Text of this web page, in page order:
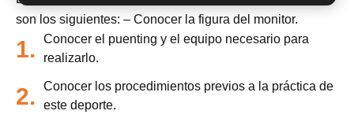
son los siguientes: – Conocer la figura del monitor.
1.
Conocer el puenting y el equipo necesario para
realizarlo.
2.
Conocer los procedimientos previos a la práctica de
este deporte.